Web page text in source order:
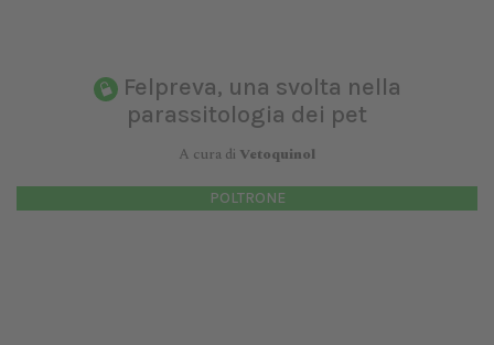
Felpreva, una svolta nella
parassitologia dei pet
A cura di Vetoquinol
POLTRONE